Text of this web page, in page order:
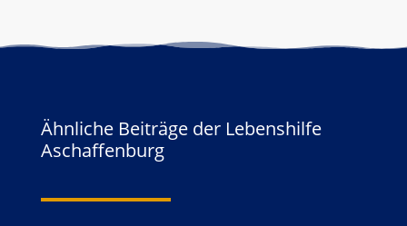
Ähnliche Beiträge der Lebenshilfe
Aschaffenburg